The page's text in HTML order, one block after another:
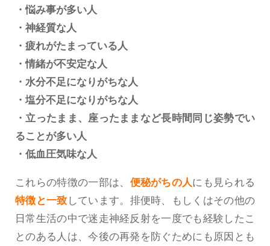
・悩み事が多い人
・神経質な人
・疲れがたまっている人
・情緒が不安定な人
・水分不足になりがちな人
・塩分不足になりがちな人
・立ったまま、座ったままなど長時間同じ姿勢でい
ることが多い人
・低血圧気味な人
これらの特徴の一部は、 便秘がちの人にも見られる
特徴と一致 しています。排便時、もしくはその他の
日常生活の中で迷走神経反射を一度でも経験したこ
とのある人は、今後の再発を防ぐためにも原因とも